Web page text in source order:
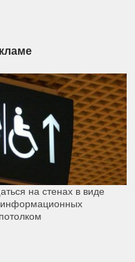
на стенах в виде
информационных